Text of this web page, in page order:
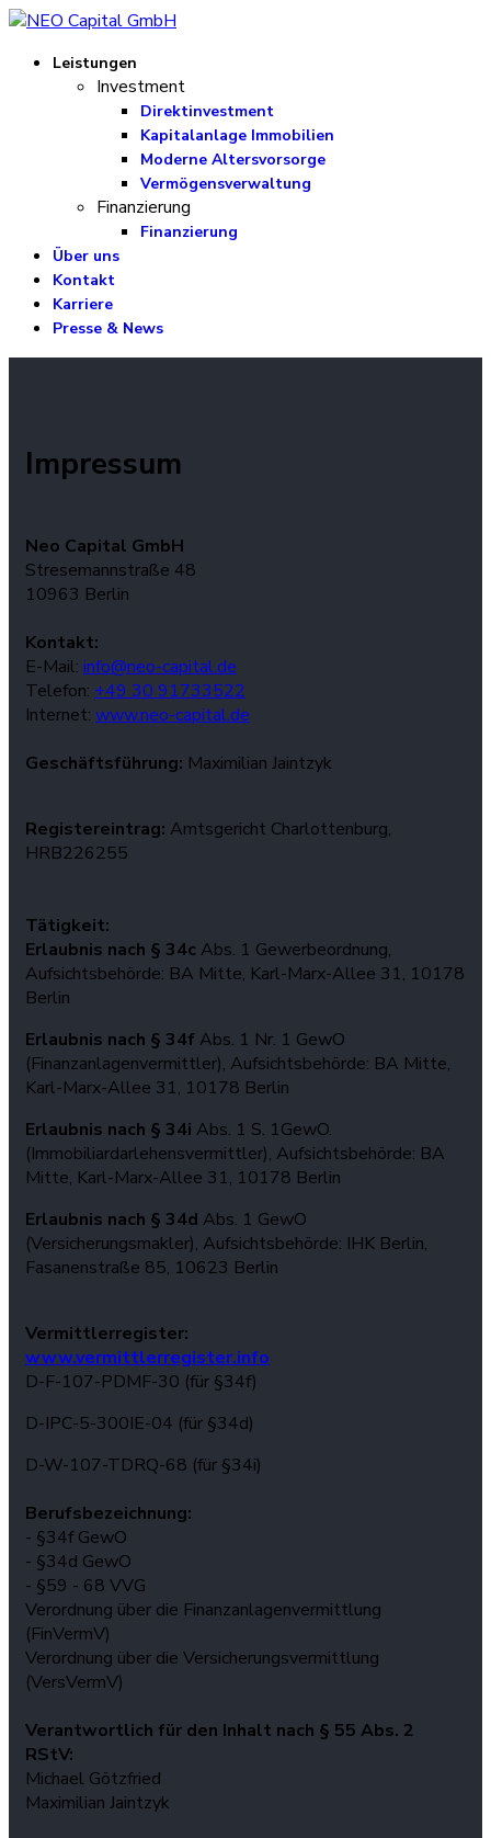
Leistungen
Investment
Direktinvestment
Kapitalanlage Immobilien
Moderne Altersvorsorge
Vermögensverwaltung
Finanzierung
Finanzierung
Über uns
Kontakt
Karriere
Presse & News
Impressum
Neo Capital GmbH
Stresemannstraße 48
10963 Berlin
Kontakt:
E-Mail: info@neo-capital.de
Telefon: +49 30 91733522
Internet: www.neo-capital.de
Geschäftsführung: Maximilian Jaintzyk
Registereintrag: Amtsgericht Charlottenburg,
HRB226255
Tätigkeit:
Erlaubnis nach § 34cAbs. 1 Gewerbeordnung,
Aufsichtsbehörde: BA Mitte, Karl-Marx-Allee 31, 10178
Berlin
Erlaubnis nach § 34f Abs. 1 Nr. 1 GewO
(Finanzanlagenvermittler), Aufsichtsbehörde: BA Mitte,
Karl-Marx-Allee 31, 10178 Berlin
Erlaubnis nach § 34i Abs. 1 S. 1GewO.
(Immobiliardarlehensvermittler), Aufsichtsbehörde: BA
Mitte, Karl-Marx-Allee 31, 10178 Berlin
Erlaubnis nach § 34d Abs. 1 GewO
(Versicherungsmakler), Aufsichtsbehörde: IHK Berlin,
Fasanenstraße 85, 10623 Berlin
Vermittlerregister:
www.vermittlerregister.info
D-F-107-PDMF-30 (für §34f)
D-IPC-5-300IE-04 (für §34d)
D-W-107-TDRQ-68 (für §34i)
Berufsbezeichnung:
- §34f GewO
- §34d GewO
- §59 - 68 VVG
Verordnung über die Finanzanlagenvermittlung
(FinVermV)
Verordnung über die Versicherungsvermittlung
(VersVermV)
Verantwortlich für den Inhalt nach § 55 Abs. 2
RStV:
Michael Götzfried
Maximilian Jaintzyk